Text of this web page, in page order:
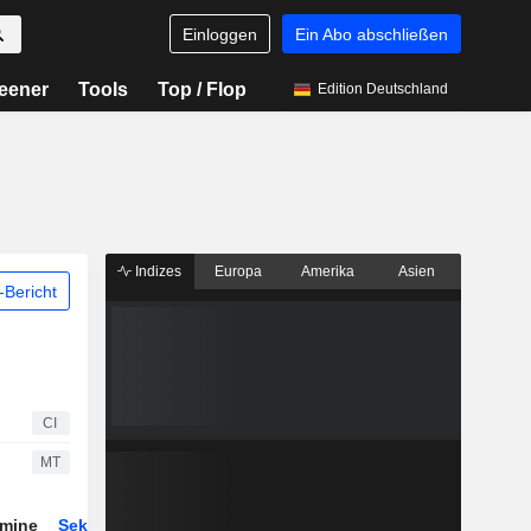
Einloggen Ein Abo abschließen
Tools Top / Flop Edition Deutschland
Bericht
CI
MT
Sektor
Indizes Europa Amerika Asien